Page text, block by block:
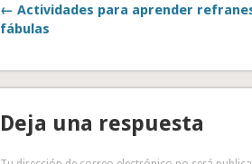
← Actividades para aprender
fábulas
Deja una respuesta